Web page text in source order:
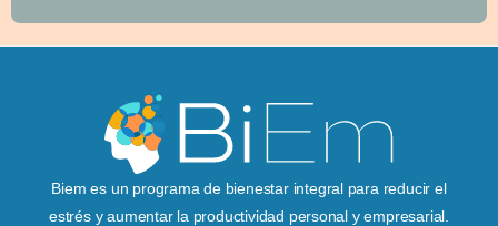
Biem es un programa de bienestar integral para reducir el
estrés y aumentar la productividad personal y empresarial.